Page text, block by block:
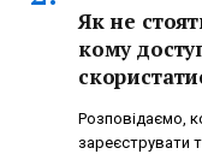
Як не
кому
Розповідаємо,
зареєструвати